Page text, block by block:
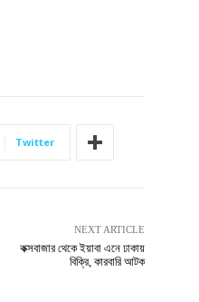
Twitter
NEXT ARTICLE
কক্সবাজার থেকে ইয়াবা এনে ঢাকায়
বিক্রি, কারবারি আটক